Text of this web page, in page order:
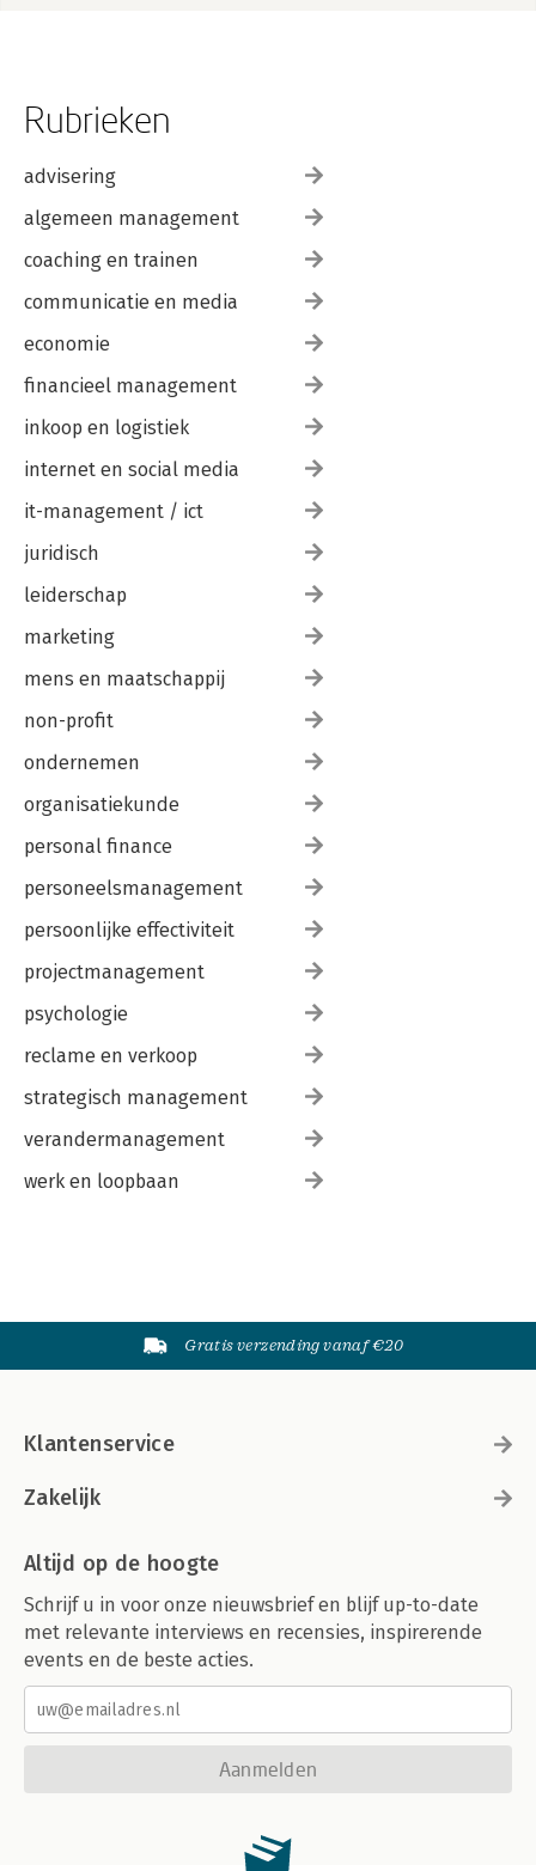
Rubrieken
advisering
algemeen management
coaching en trainen
communicatie en media
economie
financieel management
inkoop en logistiek
internet en social media
it-management / ict
juridisch
leiderschap
marketing
mens en maatschappij
non-profit
ondernemen
organisatiekunde
personal finance
personeelsmanagement
persoonlijke effectiviteit
projectmanagement
psychologie
reclame en verkoop
strategisch management
verandermanagement
werk en loopbaan
Gratis verzending vanaf €20
Klantenservice
Zakelijk
Altijd op de hoogte
Schrijf u in voor onze nieuwsbrief en blijf up-to-date
met relevante interviews en recensies, inspirerende
events en de beste acties.
Aanmelden